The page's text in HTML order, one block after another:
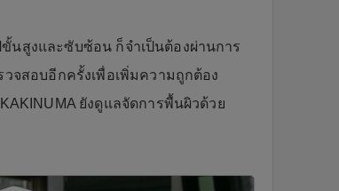
สูงและซับซ้อน ก็จำเป็นต้องผ่านการ
จสอบอีกครั้งเพื่อเพิ่มความถูกต้อง
ยังดูแลจัดการพื้นผิวด้วย